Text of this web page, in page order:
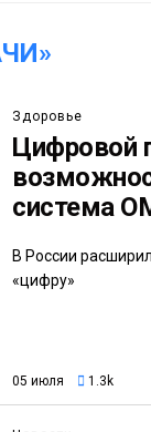
Здоровье
Цифровой
система
В России
«цифру»
05 июля 1.3k